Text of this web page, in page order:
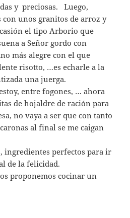
y preciosas. Luego,
unos granitos de arroz y
el tipo Arborio que
a Señor gordo con
más alegre con el que
risotto, …es echarle a la
una juerga.
entre fogones, … ahora
de hojaldre de ración para
no vaya a ser que con tanto
al final se me caigan
ingredientes perfectos para ir
de la felicidad.
proponemos cocinar un